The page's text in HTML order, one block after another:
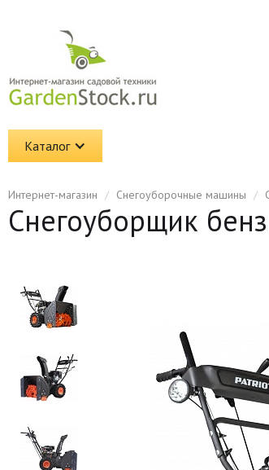
Каталог
Интернет-магазин / Снегоуборочные машины /
Снегоуборщик